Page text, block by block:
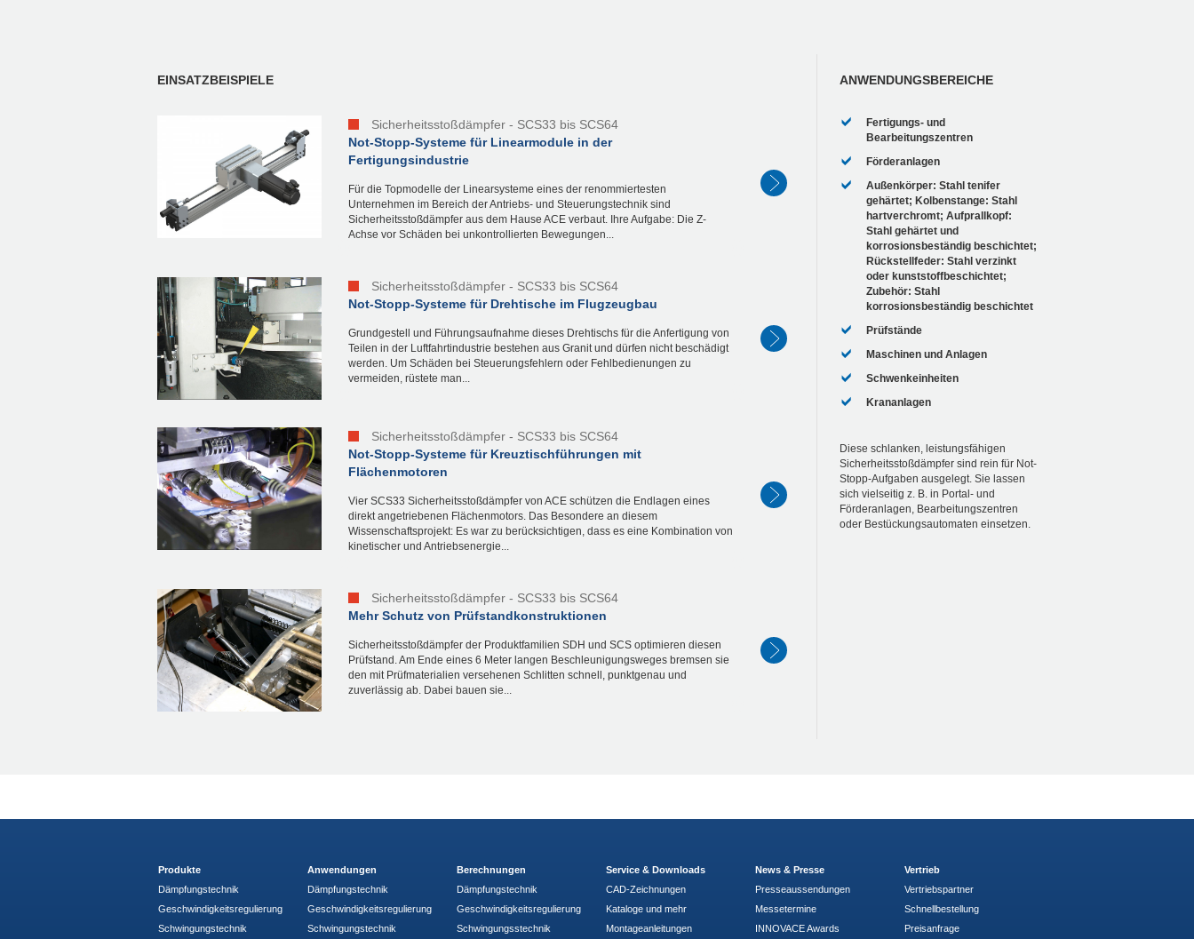
EINSATZBEISPIELE
Sicherheitsstoßdämpfer - SCS33 bis SCS64
Not-Stopp-Systeme für Linearmodule in der
Fertigungsindustrie
Für die Topmodelle der Linearsysteme eines der renommiertesten
Unternehmen im Bereich der Antriebs- und Steuerungstechnik sind
Sicherheitsstoßdämpfer aus dem Hause ACE verbaut. Ihre Aufgabe: Die Z-
Achse vor Schäden bei unkontrollierten Bewegungen...
Sicherheitsstoßdämpfer - SCS33 bis SCS64
Not-Stopp-Systeme für Drehtische im Flugzeugbau
Grundgestell und Führungsaufnahme dieses Drehtischs für die Anfertigung von
Teilen in der Luftfahrtindustrie bestehen aus Granit und dürfen nicht beschädigt
werden. Um Schäden bei Steuerungsfehlern oder Fehlbedienungen zu
vermeiden, rüstete man...
Sicherheitsstoßdämpfer - SCS33 bis SCS64
Not-Stopp-Systeme für Kreuztischführungen mit
Flächenmotoren
Vier SCS33 Sicherheitsstoßdämpfer von ACE schützen die Endlagen eines
direkt angetriebenen Flächenmotors. Das Besondere an diesem
Wissenschaftsprojekt: Es war zu berücksichtigen, dass es eine Kombination von
kinetischer und Antriebsenergie...
Sicherheitsstoßdämpfer - SCS33 bis SCS64
Mehr Schutz von Prüfstandkonstruktionen
Sicherheitsstoßdämpfer der Produktfamilien SDH und SCS optimieren diesen
Prüfstand. Am Ende eines 6 Meter langen Beschleunigungsweges bremsen sie
den mit Prüfmaterialien versehenen Schlitten schnell, punktgenau und
zuverlässig ab. Dabei bauen sie...
ANWENDUNGSBEREICHE
Fertigungs- und
Bearbeitungszentren
Förderanlagen
Außenkörper: Stahl tenifer
gehärtet; Kolbenstange: Stahl
hartverchromt; Aufprallkopf:
Stahl gehärtet und
korrosionsbeständig beschichtet;
Rückstellfeder: Stahl verzinkt
oder kunststoffbeschichtet;
Zubehör: Stahl
korrosionsbeständig beschichtet
Prüfstände
Maschinen und Anlagen
Schwenkeinheiten
Krananlagen
Diese schlanken, leistungsfähigen
Sicherheitsstoßdämpfer sind rein für Not-
Stopp-Aufgaben ausgelegt. Sie lassen
sich vielseitig z. B. in Portal- und
Förderanlagen, Bearbeitungszentren
oder Bestückungsautomaten einsetzen.
Produkte
Dämpfungstechnik
Geschwindigkeitsregulierung
Schwingungstechnik
Anwendungen
Dämpfungstechnik
Geschwindigkeitsregulierung
Schwingungstechnik
Berechnungen
Dämpfungstechnik
Geschwindigkeitsregulierung
Schwingungsstechnik
Service & Downloads
CAD-Zeichnungen
Kataloge und mehr
Montageanleitungen
News & Presse
Presseaussendungen
Messetermine
INNOVACE Awards
Vertrieb
Vertriebspartner
Schnellbestellung
Preisanfrage